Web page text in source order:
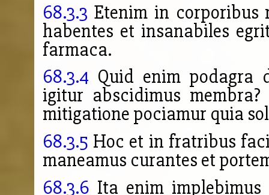
68.3.3 Etenim in corporibus
habentes et insanabiles
farmaca.
68.3.4 Quid enim podagra
igitur abscidimus
mitigatione pociamur quia
68.3.5 Hoc et in fratribus
maneamus curantes et
68.3.6 Ita enim implebimus